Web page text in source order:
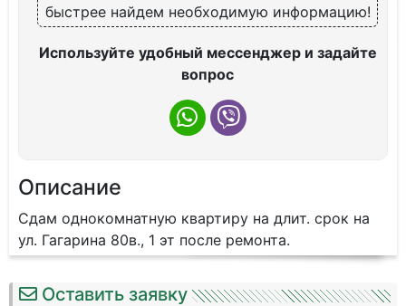
быстрее найдем необходимую информацию!
Используйте удобный мессенджер и задайте
вопрос
Описание
Сдам однокомнатную квартиру на длит. срок на
ул. Гагарина 80в., 1 эт после ремонта.
Оставить заявку